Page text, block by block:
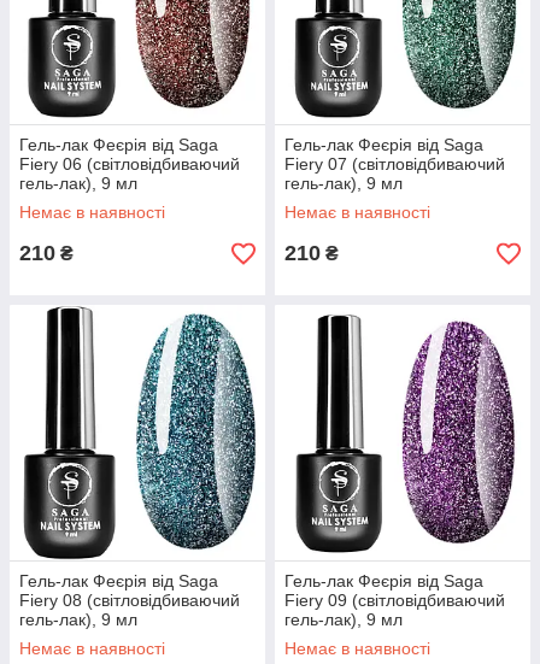
Гель-лак Феєрія від Saga
Fiery 06 (світловідбиваючий
гель-лак), 9 мл
Немає в наявності
210 ₴
Гель-лак Феєрія від Saga
Fiery 07 (світловідбиваючий
гель-лак), 9 мл
Немає в наявності
210 ₴
Гель-лак Феєрія від Saga
Fiery 08 (світловідбиваючий
гель-лак), 9 мл
Немає в наявності
Гель-лак Феєрія від Saga
Fiery 09 (світловідбиваючий
гель-лак), 9 мл
Немає в наявності